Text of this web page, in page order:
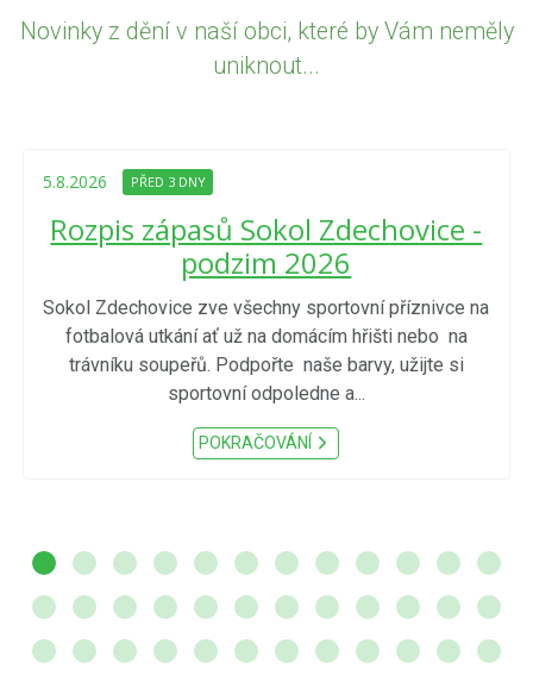
Novinky z dění v naší obci, které by Vám neměly
uniknout...
5.8.2026 PŘED 3 DNY
Rozpis zápasů Sokol Zdechovice -
podzim 2026
Sokol Zdechovice zve všechny sportovní příznivce na
fotbalová utkání ať už na domácím hřišti nebo na
trávníku soupeřů. Podpořte naše barvy, užijte si
sportovní odpoledne a...
POKRAČOVÁNÍ